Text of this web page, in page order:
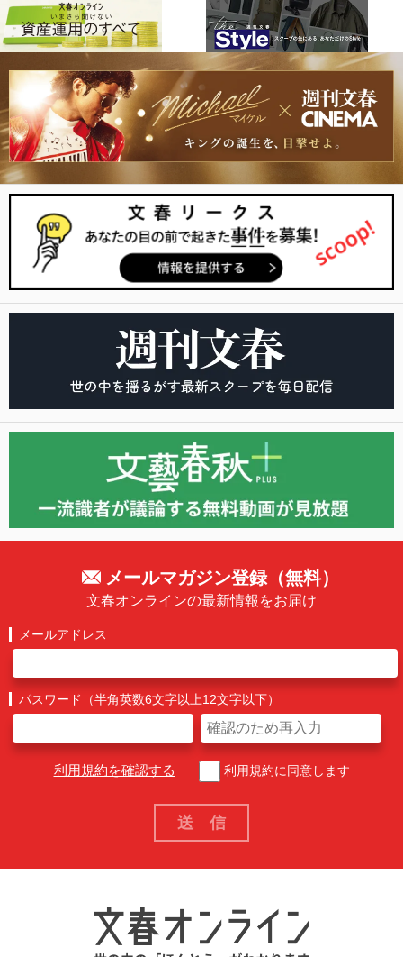
メールマガジン登録（無料）
文春オンラインの最新情報をお届け
メールアドレス
パスワード（半角英数6文字以上12文字以下）
利用規約を確認する 利用規約に同意します